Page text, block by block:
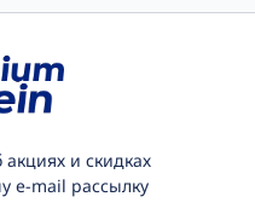
и скидках
e-mail рассылку